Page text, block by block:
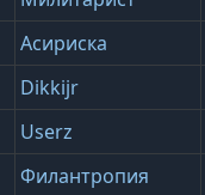
Асириска
Dikkijr
Userz
Филантропия